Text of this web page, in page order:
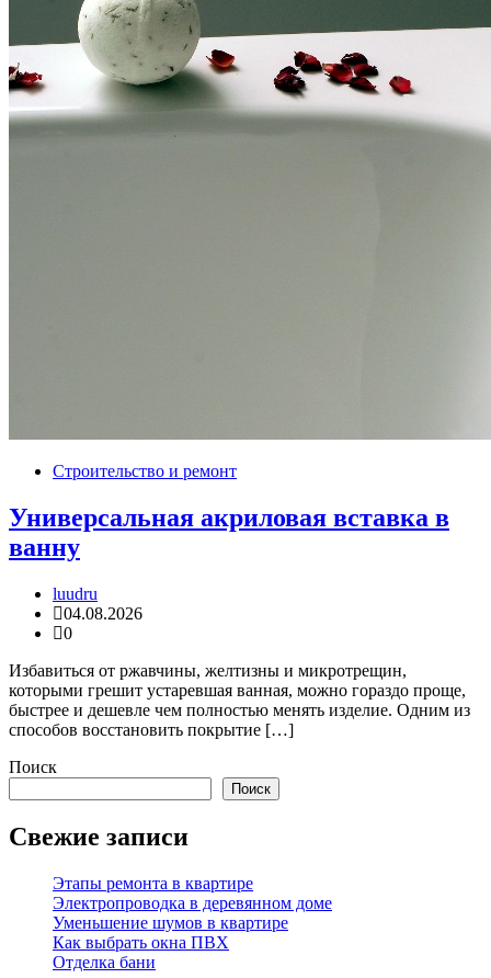
Строительство и ремонт
Универсальная акриловая вставка в
ванну
luudru
04.08.2026
0
Избавиться от ржавчины, желтизны и микротрещин,
которыми грешит устаревшая ванная, можно гораздо проще,
быстрее и дешевле чем полностью менять изделие. Одним из
способов восстановить покрытие […]
Поиск
Поиск
Свежие записи
Этапы ремонта в квартире
Электропроводка в деревянном доме
Уменьшение шумов в квартире
Как выбрать окна ПВХ
Отделка бани